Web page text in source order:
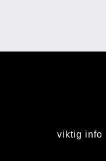
viktig info